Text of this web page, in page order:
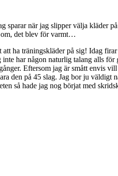
när jag slipper välja kläder
om, det blev för varmt…
ha träningskläder på sig! Idag
har någon naturlig talang alls
Eftersom jag är smått envis
den på 45 slag. Jag bor ju väldigt
så hade jag nog börjat med